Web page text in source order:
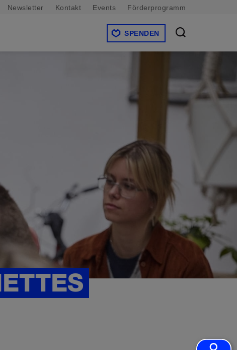
Newsletter Kontakt Events Förderprogramm
SPENDEN